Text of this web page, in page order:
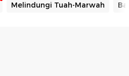
Melindungi Tuah-Marwah